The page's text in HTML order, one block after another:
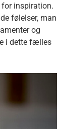
inspiration.
følelser, man
og
i dette fælles